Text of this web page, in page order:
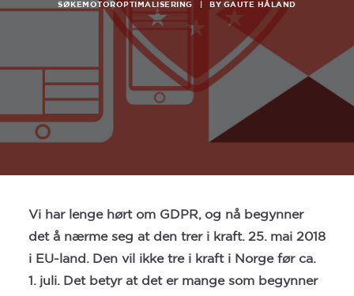
SEARCH
SØKEMOTOROPTIMALISERING
BY GAUTE HÅLAND
Vi har lenge hørt om GDPR, og nå begynner
det å nærme seg at den trer i kraft. 25. mai 2018
i EU-land. Den vil ikke tre i kraft i Norge før ca.
1. juli. Det betyr at det er mange som begynner